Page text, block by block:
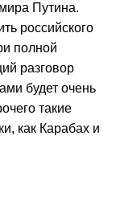
Путина.
российского
полной
разговор
будет очень
такие
как Карабах и